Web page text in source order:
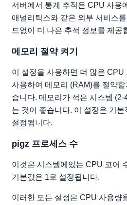
서버에서 통계 추적은 CPU 사용
애널리틱스와 같은 외부 서비스
드없이 더 나은 추적 정보를 제공
메모리 절약 켜기
이 설정을 사용하면 더 많은 CPU
사용하여 메모리 (RAM)를 절약
습니다. 메모리가 적은 시스템
는 것이 좋습니다. 이 설정은 기
설정됩니다.
pigz 프로세스 수
이것은 시스템에있는 CPU 코어
기본값은 1로 설정됩니다.
이러한 모든 설정은 CPU 사용량